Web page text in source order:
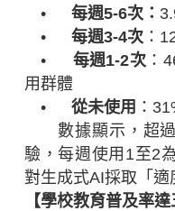
• 每週5-6次：
• 每週3-4次：
• 每週1-2次 ：
用群體
• 從未使用 ：
數據顯示，超過
驗，每週使用1至2
對生成式AI採取「適
【學校教育普及率達